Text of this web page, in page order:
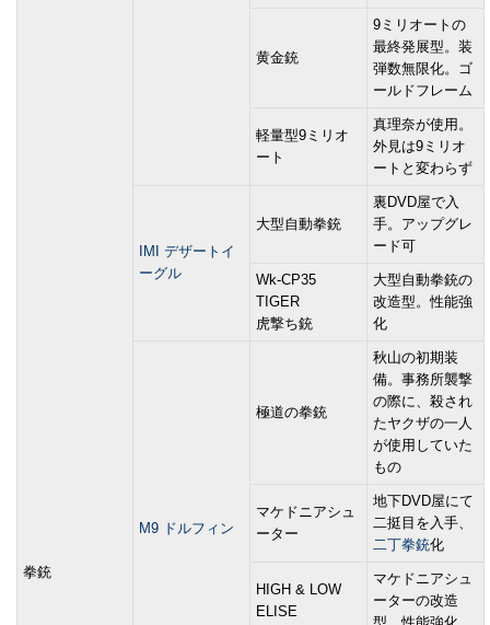
拳銃
黄金銃
9ミリオートの
最終発展型。装
弾数無限化。ゴ
ールドフレーム
軽量型9ミリオ
ート
真理奈が使用。
外見は9ミリオ
ートと変わらず
IMI デザートイ
ーグル
大型自動拳銃
裏DVD屋で入
手。アップグレ
ード可
Wk-CP35
TIGER
虎撃ち銃
大型自動拳銃の
改造型。性能強
化
M9 ドルフィン
極道の拳銃
秋山の初期装
備。事務所襲撃
の際に、殺され
たヤクザの一人
が使用していた
もの
マケドニアシュ
ーター
地下DVD屋にて
二挺目を入手、
二丁拳銃化
HIGH & LOW
ELISE
マケドニアシュ
ーターの改造